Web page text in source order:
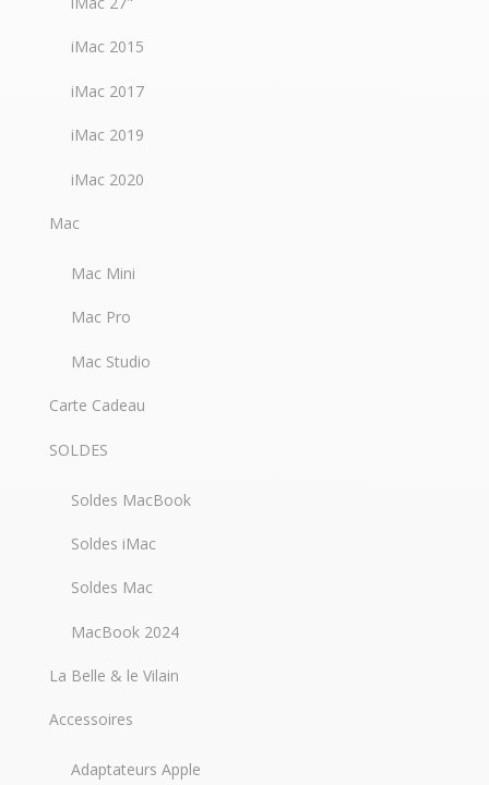
iMac 2015
iMac 2017
iMac 2019
iMac 2020
Mac
Mac Mini
Mac Pro
Mac Studio
Carte Cadeau
SOLDES
Soldes MacBook
Soldes iMac
Soldes Mac
MacBook 2024
La Belle & le Vilain
Accessoires
Adaptateurs Apple